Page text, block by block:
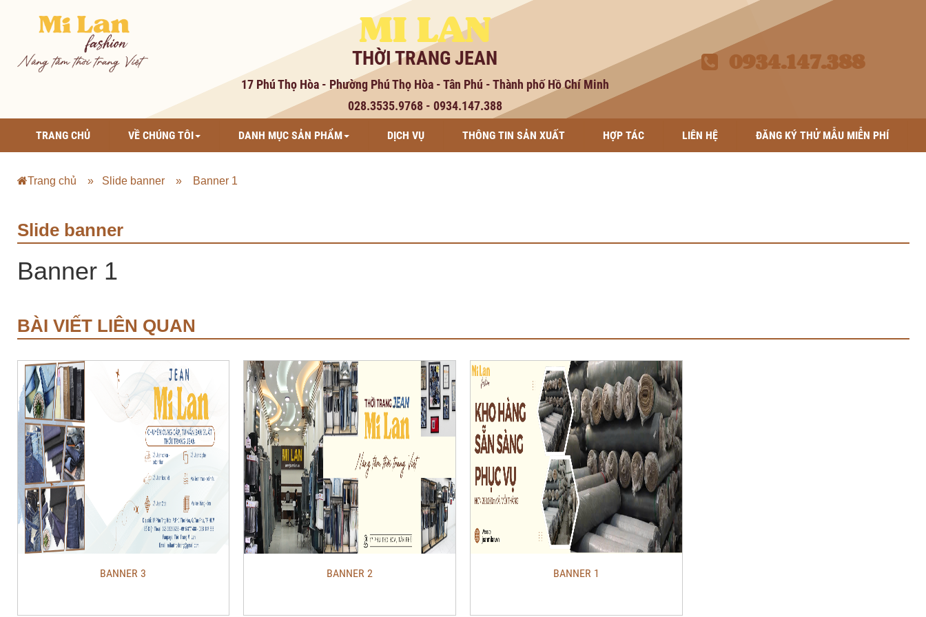
MI LAN
THỜI TRANG JEAN
17 Phú Thọ Hòa - Phường Phú Thọ Hòa - Tân Phú - Thành phố Hồ Chí Minh
028.3535.9768 - 0934.147.388
0934.147.388
TRANG CHỦ VỀ CHÚNG TÔI DANH MỤC SẢN PHẨM DỊCH VỤ THÔNG TIN SẢN XUẤT HỢP TÁC LIÊN HỆ ĐĂNG KÝ THỬ MẪU MIỄN PHÍ
Trang chủ » Slide banner » Banner 1
Slide banner
Banner 1
BÀI VIẾT LIÊN QUAN
BANNER 3 BANNER 2 BANNER 1